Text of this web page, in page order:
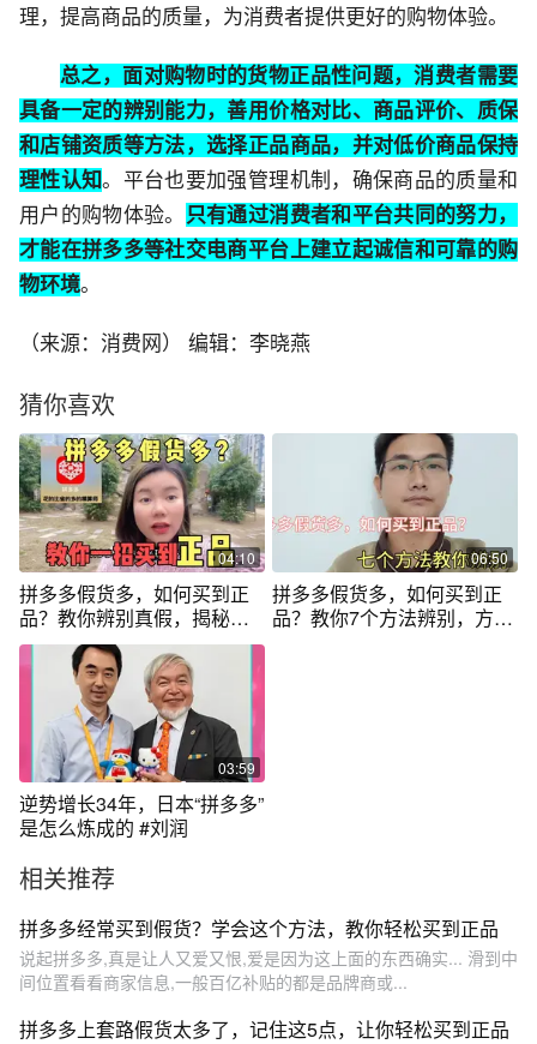
理，提高商品的质量，为消费者提供更好的购物体验。
总之，面对购物时的货物正品性问题，消费者需要
具备一定的辨别能力，善用价格对比、商品评价、质保
和店铺资质等方法，选择正品商品，并对低价商品保持
理性认知。平台也要加强管理机制，确保商品的质量和
用户的购物体验。 只有通过消费者和平台共同的努力，
才能在拼多多等社交电商平台上建立起诚信和可靠的购
物环境。
（来源：消费网） 编辑：李晓燕
猜你喜欢
04:10
拼多多假货多，如何买到正
品？教你辨别真假，揭秘商
家套路
06:50
拼多多假货多，如何买到正
品？教你7个方法辨别，方法
03:59
逆势增长34年，日本“拼多多”
是怎么炼成的 #刘润
相关推荐
拼多多经常买到假货？学会这个方法，教你轻松买到正品
说起拼多多,真是让人又爱又恨,爱是因为这上面的东西确实... 滑到中
间位置看看商家信息,一般百亿补贴的都是品牌商或...
拼多多上套路假货太多了，记住这5点，让你轻松买到正品